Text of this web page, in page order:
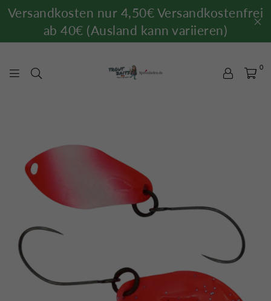
Versandkosten nur 4,50€ Versandkostenfrei
ab 40€ (Ausland kann variieren)
0